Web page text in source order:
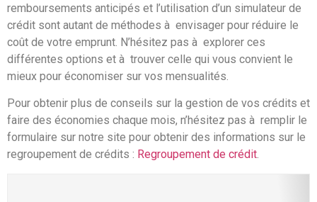
remboursements anticipés et l’utilisation d’un simulateur de
crédit sont autant de méthodes à envisager pour réduire le
coût de votre emprunt. N’hésitez pas à explorer ces
différentes options et à trouver celle qui vous convient le
mieux pour économiser sur vos mensualités.
Pour obtenir plus de conseils sur la gestion de vos crédits et
faire des économies chaque mois, n’hésitez pas à remplir le
formulaire sur notre site pour obtenir des informations sur le
regroupement de crédits : Regroupement de crédit.